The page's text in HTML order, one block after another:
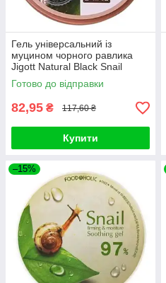
Гель універсальний із
муцином чорного равлика
Jigott Natural Black Snail
Moisture Soothing Gel 300g
Готово до відправки
82,95 ₴ 117,60 ₴
Купити
–15%